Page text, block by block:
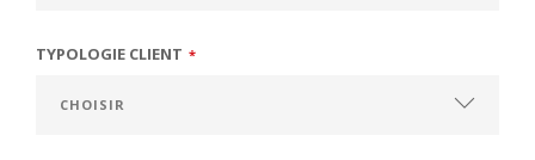
TYPOLOGIE CLIENT *